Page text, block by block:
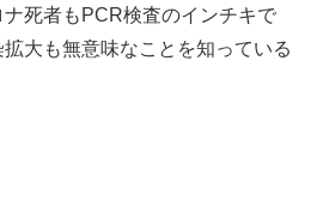
死者もPCR検査のインチキで
大も無意味なことを知っている